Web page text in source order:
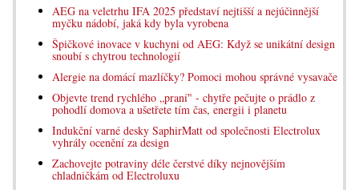
AEG na veletrhu IFA 2025 představí nejtišší a nejúčinnější
myčku nádobí, jaká kdy byla vyrobena
Špičkové inovace v kuchyni od AEG: Když se unikátní design
snoubí s chytrou technologií
Alergie na domácí mazlíčky? Pomoci mohou správné vysavače
Objevte trend rychlého „praní" - chytře pečujte o prádlo z
pohodlí domova a ušetřete tím čas, energii i planetu
Indukční varné desky SaphirMatt od společnosti Electrolux
vyhrály ocenění za design
Zachovejte potraviny déle čerstvé díky nejnovějším
chladničkám od Electroluxu